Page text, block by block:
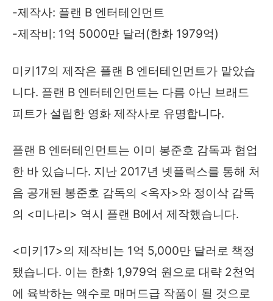
-제작사: 플랜 B 엔터테인먼트
-제작비: 1억 5000만 달러(한화 1979억)
미키17의 제작은 플랜 B 엔터테인먼트가 맡았습
니다. 플랜 B 엔터테인먼트는 다름 아닌 브래드
피트가 설립한 영화 제작사로 유명합니다.
플랜 B 엔터테인먼트는 이미 봉준호 감독과 협업
한 바 있습니다. 지난 2017년 넷플릭스를 통해 처
음 공개된 봉준호 감독의 <옥자>와 정이삭 감독
의 <미나리> 역시 플랜 B에서 제작했습니다.
<미키17>의 제작비는 1억 5,000만 달러로 책정
됐습니다. 이는 한화 1,979억 원으로 대략 2천억
에 육박하는 액수로 매머드급 작품이 될 것으로